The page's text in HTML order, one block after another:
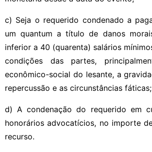
c) Seja o requerido condenado a
um quantum a título de danos
inferior a 40 (quarenta) salários
condições das partes,
econômico-social do lesante, a
repercussão e as circunstâncias fáticas;
d) A condenação do requerido em
honorários advocatícios, no importe
recurso.